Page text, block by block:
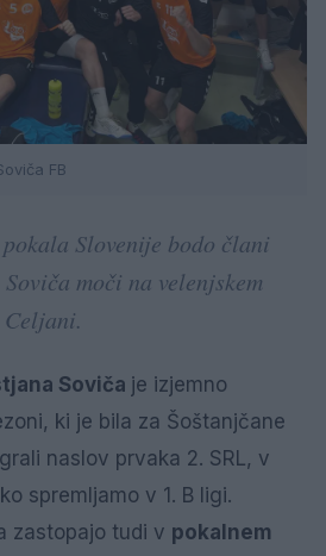
FB
Slovenije bodo člani
moči na velenjskem
Soviča je izjemno
ki je bila za Šoštanjčane
naslov prvaka 2. SRL, v
spremljamo v 1. B ligi.
zastopajo tudi v pokalnem